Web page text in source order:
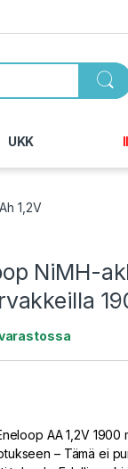
UKK
1,2V
NiMH-
varastossa
AA 1,2V 1900
– Tämä ei